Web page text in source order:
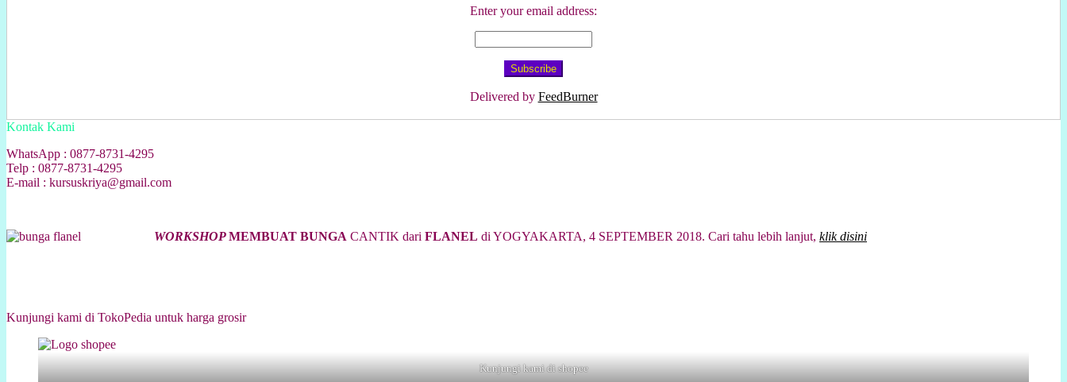
Enter your email address:
Delivered by FeedBurner
Kontak Kami
WhatsApp : 0877-8731-4295
Telp : 0877-8731-4295
E-mail : kursuskriya@gmail.com
WORKSHOPMEMBUAT BUNGA CANTIK dari FLANEL di YOGYAKARTA, 4 SEPTEMBER 2018. Cari tahu lebih lanjut, klik disini
Kunjungi kami di TokoPedia untuk harga grosir
Kunjungi kami di shopee